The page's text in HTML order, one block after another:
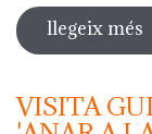
llegeix més
VISITA